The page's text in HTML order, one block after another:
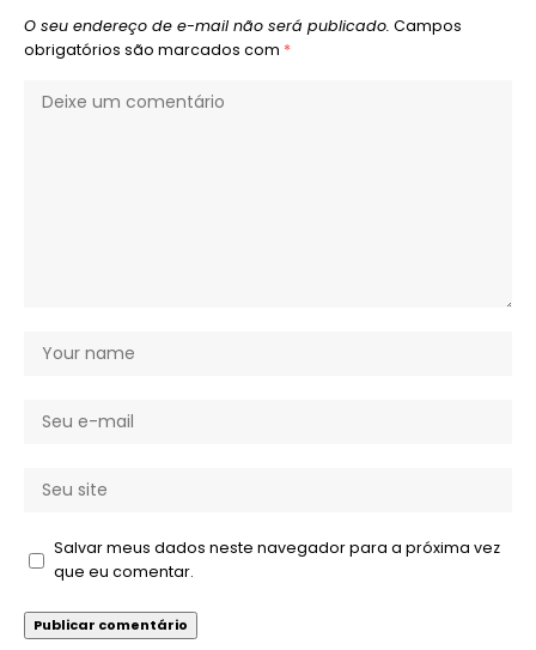
O seu endereço de e-mail não será publicado. Campos
obrigatórios são marcados com *
Salvar meus dados neste navegador para a próxima vez
que eu comentar.